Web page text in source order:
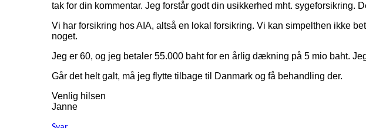
tak for din kommentar. Jeg forstår godt din usikkerhed mht.
Vi har forsikring hos AIA, altså en lokal forsikring. Vi kan simpelthen ikke
noget.
Jeg er 60, og jeg betaler 55.000 baht for en årlig dækning på 5 mio baht.
Går det helt galt, må jeg flytte tilbage til Danmark og få behandling der.
Venlig hilsen
Janne